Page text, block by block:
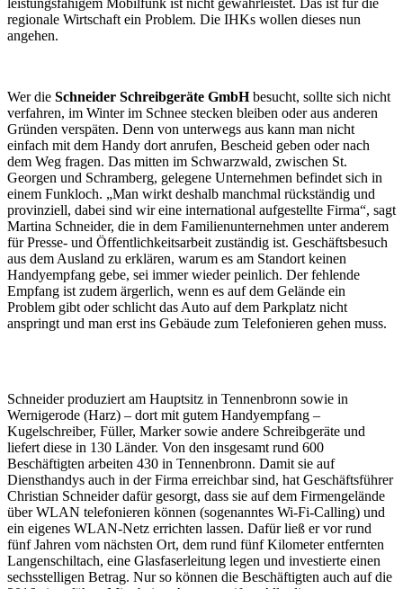
regionale Wirtschaft ein Problem. Die IHKs wollen dieses nun
angehen.
Wer die Schneider Schreibgeräte GmbHbesucht, sollte sich nicht
verfahren, im Winter im Schnee stecken bleiben oder aus anderen
Gründen verspäten. Denn von unterwegs aus kann man nicht
einfach mit dem Handy dort anrufen, Bescheid geben oder nach
dem Weg fragen. Das mitten im Schwarzwald, zwischen St.
Georgen und Schramberg, gelegene Unternehmen befindet sich in
einem Funkloch. „Man wirkt deshalb manchmal rückständig und
provinziell, dabei sind wir eine international aufgestellte Firma“, sagt
Martina Schneider, die in dem Familienunternehmen unter anderem
für Presse- und Öffentlichkeitsarbeit zuständig ist. Geschäftsbesuch
aus dem Ausland zu erklären, warum es am Standort keinen
Handyempfang gebe, sei immer wieder peinlich. Der fehlende
Empfang ist zudem ärgerlich, wenn es auf dem Gelände ein
Problem gibt oder schlicht das Auto auf dem Parkplatz nicht
anspringt und man erst ins Gebäude zum Telefonieren gehen muss.
Schneider produziert am Hauptsitz in Tennenbronn sowie in
Wernigerode (Harz) – dort mit gutem Handyempfang –
Kugelschreiber, Füller, Marker sowie andere Schreibgeräte und
liefert diese in 130 Länder. Von den insgesamt rund 600
Beschäftigten arbeiten 430 in Tennenbronn. Damit sie auf
Diensthandys auch in der Firma erreichbar sind, hat Geschäftsführer
Christian Schneider dafür gesorgt, dass sie auf dem Firmengelände
über WLAN telefonieren können (sogenanntes Wi-Fi-Calling) und
ein eigenes WLAN-Netz errichten lassen. Dafür ließ er vor rund
fünf Jahren vom nächsten Ort, dem rund fünf Kilometer entfernten
Langenschiltach, eine Glasfaserleitung legen und investierte einen
sechsstelligen Betrag. Nur so können die Beschäftigten auch auf die